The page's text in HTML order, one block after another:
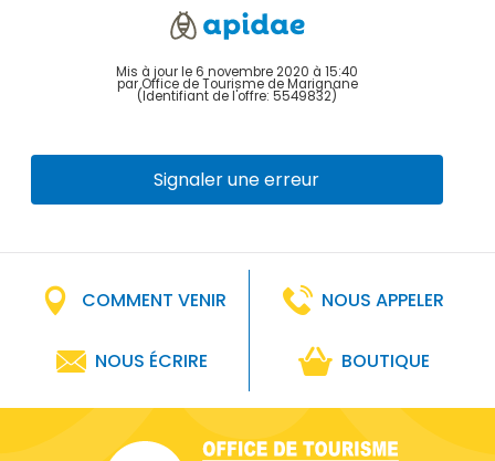
Mis à jour le 6 novembre 2020 à 15:40
par Office de Tourisme de Marignane
(Identifiant de l'offre: 5549832)
Signaler une erreur
COMMENT VENIR NOUS APPELER
NOUS ÉCRIRE BOUTIQUE